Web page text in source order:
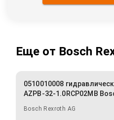
Еще от Bosch
0510010008
AZPB-32-1.0RCP02MB
Bosch Rexroth AG